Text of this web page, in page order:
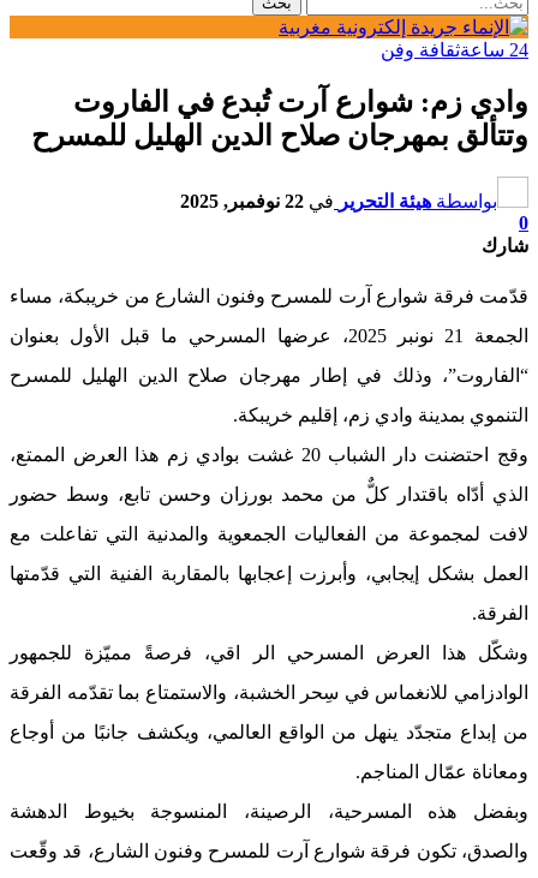
24 ساعة ثقافة وفن
وادي زم: شوارع آرت تُبدع في الفاروت
وتتألق بمهرجان صلاح الدين الهليل للمسرح
بواسطة هيئة التحرير في 22 نوفمبر, 2025
0
شارك
قدّمت فرقة شوارع آرت للمسرح وفنون الشارع من خريبكة، مساء
الجمعة 21 نونبر 2025، عرضها المسرحي ما قبل الأول بعنوان
“الفاروت”، وذلك في إطار مهرجان صلاح الدين الهليل للمسرح
التنموي بمدينة وادي زم، إقليم خريبكة.
وقج احتضنت دار الشباب 20 غشت بوادي زم هذا العرض الممتع،
الذي أدّاه باقتدار كلٌّ من محمد بورزان وحسن تابع، وسط حضور
لافت لمجموعة من الفعاليات الجمعوية والمدنية التي تفاعلت مع
العمل بشكل إيجابي، وأبرزت إعجابها بالمقاربة الفنية التي قدّمتها
الفرقة.
وشكّل هذا العرض المسرحي الر اقي، فرصةً مميّزة للجمهور
الوادزامي للانغماس في سِحر الخشبة، والاستمتاع بما تقدّمه الفرقة
من إبداع متجدّد ينهل من الواقع العالمي، ويكشف جانبًا من أوجاع
ومعاناة عمّال المناجم.
وبفضل هذه المسرحية، الرصينة، المنسوجة بخيوط الدهشة
والصدق، تكون فرقة شوارع آرت للمسرح وفنون الشارع، قد وقّعت